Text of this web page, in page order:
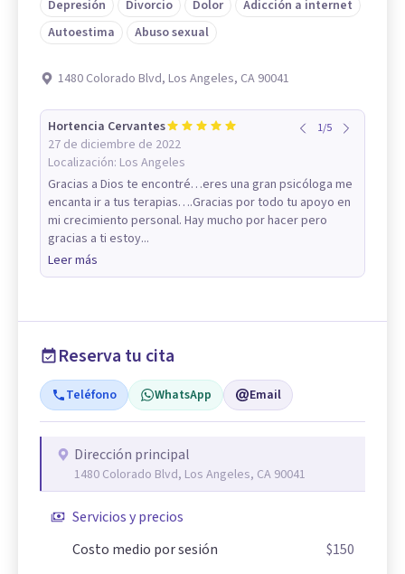
Depresión Divorcio Dolor
Adicción a internet
Autoestima
Abuso sexual
1480 Colorado Blvd, Los Angeles, CA 90041
Hortencia Cervantes
27 de diciembre de 2022
Localización: Los Angeles
1/5
Gracias a Dios te encontré…eres una gran psicóloga me
encanta ir a tus terapias….Gracias por todo tu apoyo en
mi crecimiento personal. Hay mucho por hacer pero
gracias a ti estoy...
Leer más
Reserva tu cita
Teléfono WhatsApp Email
Dirección principal
1480 Colorado Blvd, Los Angeles, CA 90041
Servicios y precios
Costo medio por sesión
$150